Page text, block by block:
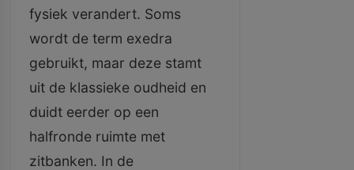
fysiek verandert. Soms
wordt de term exedra
gebruikt, maar deze stamt
uit de klassieke oudheid en
duidt eerder op een
halfronde ruimte met
zitbanken. In de